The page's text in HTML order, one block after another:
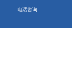
电话咨询